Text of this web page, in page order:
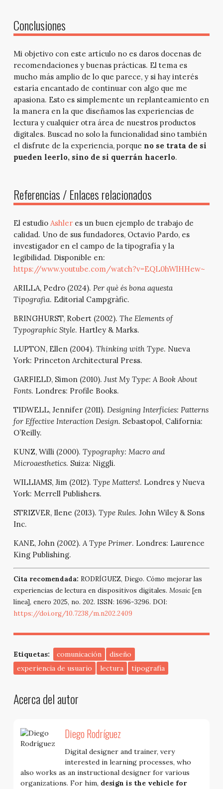
Conclusiones
Mi objetivo con este artículo no es daros docenas de
recomendaciones y buenas prácticas. El tema es
mucho más amplio de lo que parece, y si hay interés
estaría encantado de continuar con algo que me
apasiona. Esto es simplemente un replanteamiento en
la manera en la que diseñamos las experiencias de
lectura y cualquier otra área de nuestros productos
digitales. Buscad no solo la funcionalidad sino también
el disfrute de la experiencia, porque no se trata de si
pueden leerlo, sino de si querrán hacerlo.
Referencias / Enlaces relacionados
El estudio Ashleres un buen ejemplo de trabajo de
calidad. Uno de sus fundadores, Octavio Pardo, es
investigador en el campo de la tipografía y la
legibilidad. Disponible en:
https://www.youtube.com/watch?v=EQL0hWlHHew~
ARILLA, Pedro (2024). Per què és bona aquesta
Tipografia. Editorial Campgràfic.
BRINGHURST, Robert (2002). The Elements of
Typographic Style. Hartley & Marks.
LUPTON, Ellen (2004). Thinking with Type. Nueva
York: Princeton Architectural Press.
GARFIELD, Simon (2010). Just My Type: A Book About
Fonts. Londres: Profile Books.
TIDWELL, Jennifer (2011). Designing Interfícies: Patterns
for Effective Interaction Design. Sebastopol, California:
O’Reilly.
KUNZ, Willi (2000). Typography: Macro and
Microaesthetics. Suiza: Niggli.
WILLIAMS, Jim (2012). Type Matters!. Londres y Nueva
York: Merrell Publishers.
STRIZVER, Ilene (2013). Type Rules. John Wiley & Sons
Inc.
KANE, John (2002).A Type Primer. Londres: Laurence
King Publishing.
Cita recomendada: RODRÍGUEZ, Diego. Cómo mejorar las
experiencias de lectura en dispositivos digitales. Mosaic[en
línea], enero 2025, no. 202. ISSN: 1696-3296. DOI:
https://doi.org/10.7238/m.n202.2409
Etiquetas: comunicación
diseño
experiencia de usuario
lectura tipografía
Acerca del autor
Diego Rodríguez
Digital designer and trainer, very
interested in learning processes, who
also works as an instructional designer for various
organizations. For him, design is the vehicle for